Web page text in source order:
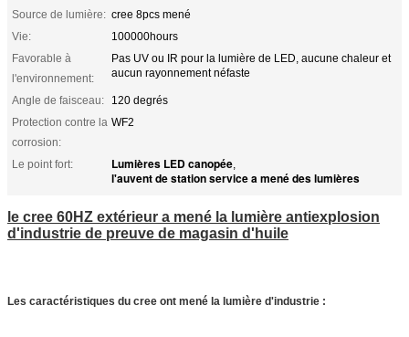
Source de lumière: cree 8pcs mené
Vie:
100000hours
Favorable à
l'environnement:
Pas UV ou IR pour la lumière de LED, aucune chaleur et
aucun rayonnement néfaste
Angle de faisceau:
120 degrés
Protection contre la
corrosion:
WF2
Le point fort: Lumières LED canopée,
l'auvent de station service a mené des lumières
le cree 60HZ extérieur a mené la lumière antiexplosion
d'industrie de preuve de magasin d'huile
Les caractéristiques du cree ont mené la lumière d'industrie :